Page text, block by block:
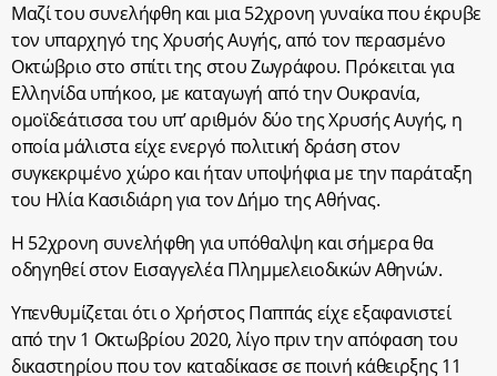
Μαζί του συνελήφθη και μια 52χρονη γυναίκα που έκρυβε
τον υπαρχηγό της Χρυσής Αυγής, από τον περασμένο
Οκτώβριο στο σπίτι της στου Ζωγράφου. Πρόκειται για
Ελληνίδα υπήκοο, με καταγωγή από την Ουκρανία,
ομοϊδεάτισσα του υπ’ αριθμόν δύο της Χρυσής Αυγής, η
οποία μάλιστα είχε ενεργό πολιτική δράση στον
συγκεκριμένο χώρο και ήταν υποψήφια με την παράταξη
του Ηλία Κασιδιάρη για τον Δήμο της Αθήνας.
Η 52χρονη συνελήφθη για υπόθαλψη και σήμερα θα
οδηγηθεί στον Εισαγγελέα Πλημμελειοδικών Αθηνών.
Υπενθυμίζεται ότι ο Χρήστος Παππάς είχε εξαφανιστεί
από την 1 Οκτωβρίου 2020, λίγο πριν την απόφαση του
δικαστηρίου που τον καταδίκασε σε ποινή κάθειρξης 11